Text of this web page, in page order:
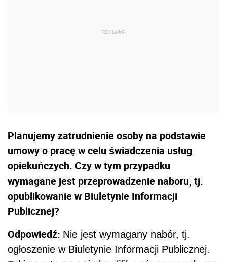
Planujemy zatrudnienie osoby na podstawie
umowy o pracę w celu świadczenia usług
opiekuńczych. Czy w tym przypadku
wymagane jest przeprowadzenie naboru, tj.
opublikowanie w Biuletynie Informacji
Publicznej?
Odpowiedź: Nie jest wymagany nabór, tj.
ogłoszenie w Biuletynie Informacji Publicznej.